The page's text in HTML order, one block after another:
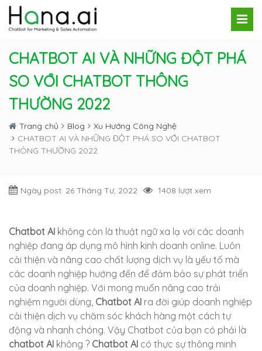
CHATBOT AI VÀ NHỮNG ĐỘT PHÁ
SO VỚI CHATBOT THÔNG
THƯỜNG 2022
Trang chủ Blog
Xu Hướng Công Nghệ
CHATBOT AI VÀ NHỮNG ĐỘT PHÁ SO VỚI CHATBOT
THÔNG THƯỜNG 2022
Ngày post: 26 Tháng Tư, 2022 1408 lượt xem
Chatbot AI không còn là thuật ngữ xa lạ với các doanh
nghiệp đang áp dụng mô hình kinh doanh online. Luôn
cải thiện và nâng cao chất lượng dịch vụ là yếu tố mà
các doanh nghiệp hướng đến để đảm bảo sự phát triển
của doanh nghiệp. Với mong muốn nâng cao trải
nghiệm người dùng, Chatbot AI ra đời giúp doanh nghiệp
cải thiện dịch vụ chăm sóc khách hàng một cách tự
động và nhanh chóng. Vậy Chatbot của bạn có phải là
chatbot AI không ? Chatbot AI có thực sự thông minh